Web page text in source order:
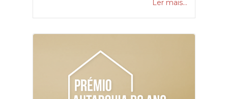
alimentares de primeira necessidade,
mesma. No grupo de famílias
vulneráveis estão inclusas todas as
famílias beneficiárias de tarifa social de
energia e prestações sociais mínimas,
somando um milhão e 37 mil famílias
no total. O respetivo valor será pago
Ler mais...